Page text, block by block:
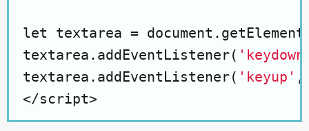
let textarea =
textarea.addEventListener(
textarea.addEventListener( 'keyup' ,